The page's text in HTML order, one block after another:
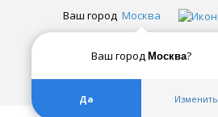
Ваш город Москва?
Да Изменить
Ваш город Москва